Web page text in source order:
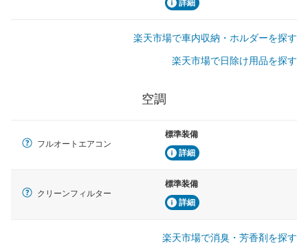
詳細
楽天市場で車内収納・ホルダーを探す
楽天市場で日除け用品を探す
空調
フルオートエアコン
標準装備
詳細
クリーンフィルター
標準装備
詳細
楽天市場で消臭・芳香剤を探す